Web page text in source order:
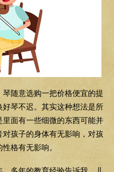
随意选购一把价格便宜的提
琴不迟。其实这种想法是所
面有一些细微的东西可能并
孩子的身体有无影响，对孩
格有无影响。